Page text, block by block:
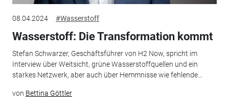
08.04.2024 #Wasserstoff
Wasserstoff: Die Transformation kommt
Stefan Schwarzer, Geschäftsführer von H2 Now, spricht im
Interview über Weitsicht, grüne Wasserstoffquellen und ein
starkes Netzwerk, aber auch über Hemmnisse wie fehlende...
von Bettina Göttler